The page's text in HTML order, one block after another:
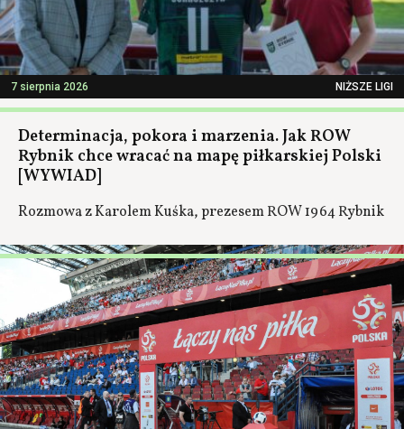
7 sierpnia 2026 NIŻSZE LIGI
Determinacja, pokora i marzenia. Jak ROW
Rybnik chce wracać na mapę piłkarskiej Polski
[WYWIAD]
Rozmowa z Karolem Kuśka, prezesem ROW 1964 Rybnik